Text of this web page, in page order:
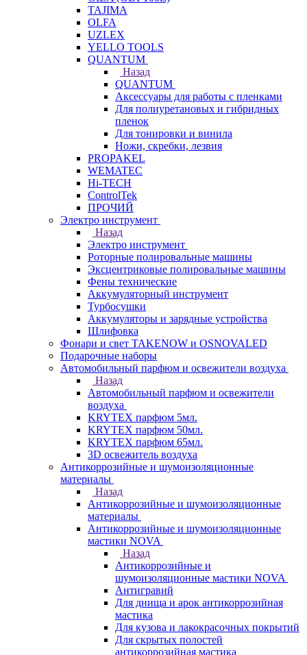
TAJIMA
OLFA
UZLEX
YELLO TOOLS
QUANTUM
Назад
QUANTUM
Аксессуары для работы с пленками
Для полиуретановых и гибридных
пленок
Для тонировки и винила
Ножи, скребки, лезвия
PROPAKEL
WEMATEC
Hi-TECH
ControlTek
ПРОЧИЙ
Электро инструмент
Назад
Электро инструмент
Роторные полировальные машины
Эксцентриковые полировальные машины
Фены технические
Аккумуляторный инструмент
Турбосушки
Аккумуляторы и зарядные устройства
Шлифовка
Фонари и свет TAKENOW и OSNOVALED
Подарочные наборы
Автомобильный парфюм и освежители воздуха
Назад
Автомобильный парфюм и освежители
воздуха
KRYTEX парфюм 5мл.
KRYTEX парфюм 50мл.
KRYTEX парфюм 65мл.
3D освежитель воздуха
Антикоррозийные и шумоизоляционные
материалы
Назад
Антикоррозийные и шумоизоляционные
материалы
Антикоррозийные и шумоизоляционные
мастики NOVA
Назад
Антикоррозийные и
шумоизоляционные мастики NOVA
Антигравий
Для днища и арок антикоррозийная
мастика
Для кузова и лакокрасочных покрытий
Для скрытых полостей
антикоррозийная мастика